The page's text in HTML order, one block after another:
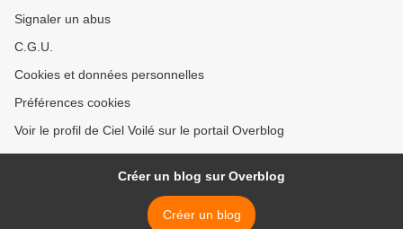
Signaler un abus
C.G.U.
Cookies et données personnelles
Préférences cookies
Voir le profil de Ciel Voilé sur le portail Overblog
Créer un blog sur Overblog
Créer un blog